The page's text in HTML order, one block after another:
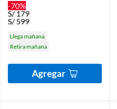
-70%
S/179
S/ 599
Llega mañana
Retira mañana
Agregar